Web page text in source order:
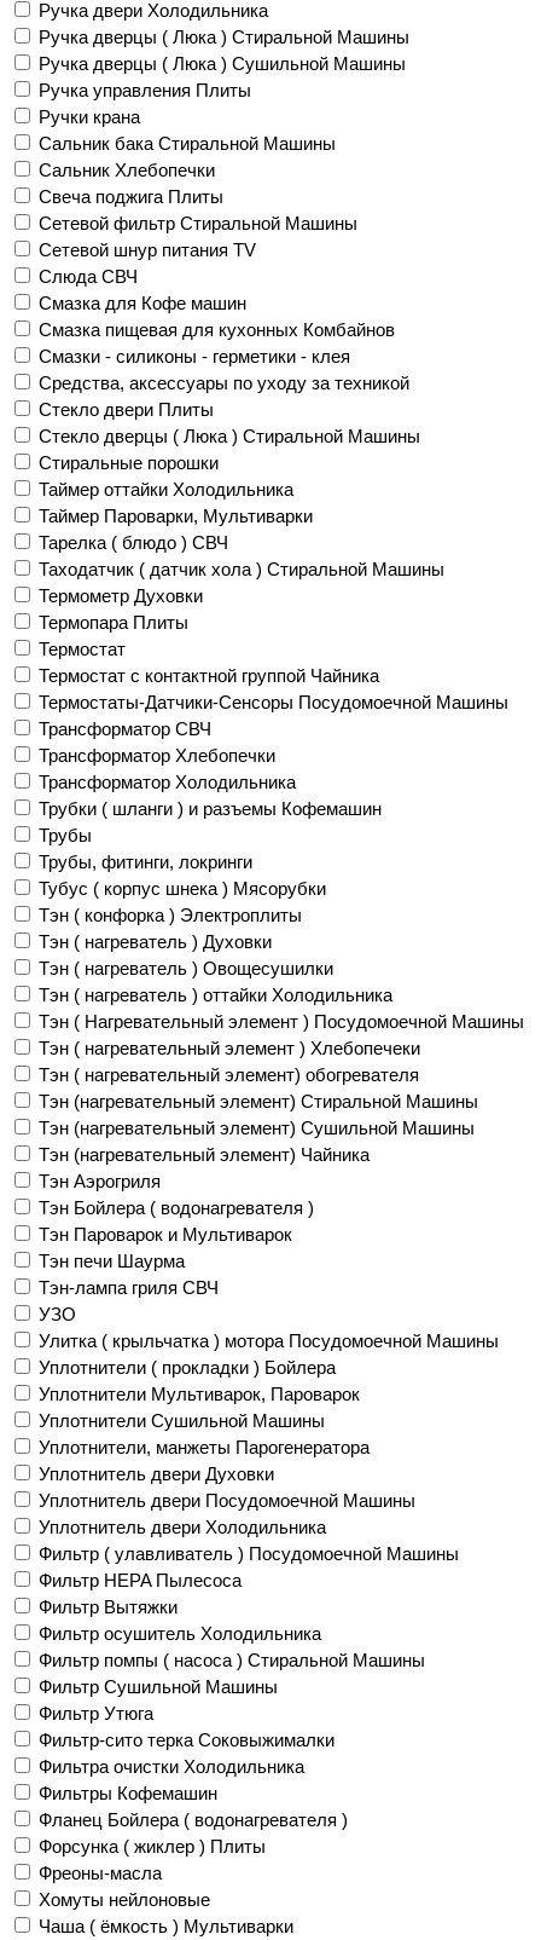
Ручка двери Холодильника
Ручка дверцы ( Люка ) Стиральной Машины
Ручка дверцы ( Люка ) Сушильной Машины
Ручка управления Плиты
Ручки крана
Сальник бака Стиральной Машины
Сальник Хлебопечки
Свеча поджига Плиты
Сетевой фильтр Стиральной Машины
Сетевой шнур питания TV
Слюда СВЧ
Смазка для Кофе машин
Смазка пищевая для кухонных Комбайнов
Смазки - силиконы - герметики - клея
Средства, аксессуары по уходу за техникой
Стекло двери Плиты
Стекло дверцы ( Люка ) Стиральной Машины
Стиральные порошки
Таймер оттайки Холодильника
Таймер Пароварки, Мультиварки
Тарелка ( блюдо ) СВЧ
Таходатчик ( датчик хола ) Стиральной Машины
Термометр Духовки
Термопара Плиты
Термостат
Термостат с контактной группой Чайника
Термостаты-Датчики-Сенсоры Посудомоечной Машины
Трансформатор СВЧ
Трансформатор Хлебопечки
Трансформатор Холодильника
Трубки ( шланги ) и разъемы Кофемашин
Трубы
Трубы, фитинги, локринги
Тубус ( корпус шнека ) Мясорубки
Тэн ( конфорка ) Электроплиты
Тэн ( нагреватель ) Духовки
Тэн ( нагреватель ) Овощесушилки
Тэн ( нагреватель ) оттайки Холодильника
Тэн ( Нагревательный элемент ) Посудомоечной Машины
Тэн ( нагревательный элемент ) Хлебопечеки
Тэн ( нагревательный элемент) обогревателя
Тэн (нагревательный элемент) Стиральной Машины
Тэн (нагревательный элемент) Сушильной Машины
Тэн (нагревательный элемент) Чайника
Тэн Аэрогриля
Тэн Бойлера ( водонагревателя )
Тэн Пароварок и Мультиварок
Тэн печи Шаурма
Тэн-лампа гриля СВЧ
УЗО
Улитка ( крыльчатка ) мотора Посудомоечной Машины
Уплотнители ( прокладки ) Бойлера
Уплотнители Мультиварок, Пароварок
Уплотнители Сушильной Машины
Уплотнители, манжеты Парогенератора
Уплотнитель двери Духовки
Уплотнитель двери Посудомоечной Машины
Уплотнитель двери Холодильника
Фильтр ( улавливатель ) Посудомоечной Машины
Фильтр HEPA Пылесоса
Фильтр Вытяжки
Фильтр осушитель Холодильника
Фильтр помпы ( насоса ) Стиральной Машины
Фильтр Сушильной Машины
Фильтр Утюга
Фильтр-сито терка Соковыжималки
Фильтра очистки Холодильника
Фильтры Кофемашин
Фланец Бойлера ( водонагревателя )
Форсунка ( жиклер ) Плиты
Фреоны-масла
Хомуты нейлоновые
Чаша ( ёмкость ) Мультиварки